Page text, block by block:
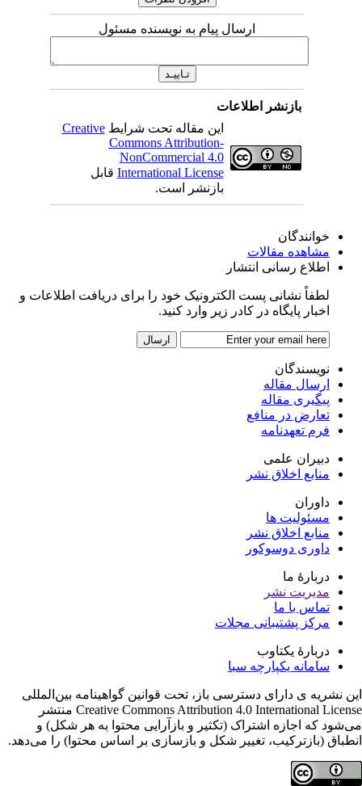
ارسال پیام به نویسنده مسئول
بازنشر اطلاعات
این مقاله تحت شرایطCreative
Commons Attribution-
NonCommercial 4.0
International Licenseقابل
بازنشر است.
خوانندگان
مشاهده مقالات
اطلاع رسانی انتشار
لطفاً نشانی پست الکترونیک خود را برای دریافت اطلاعات و
اخبار پایگاه در کادر زیر وارد کنید.
نویسندگان
ارسال مقاله
پیگیری مقاله
تعارض در منافع
فرم تعهدنامه
دبیران علمی
منابع اخلاق نشر
داوران
مسئولیت ها
منابع اخلاق نشر
داوری دوسوکور
دربارۀ ما
مدیریت نشر
تماس با ما
مرکز پشتیبانی مجلات
دربارۀ یکتاوب
سامانه یکپارچه سبا
نشریه ی دارای دسترسی باز، تحت قوانین گواهینامه بین‌المللی
Creative Commons Attribution 4.0 International License منتشر
که اجازه اشتراک (تکثیر و بازآرایی محتوا به هر شکل) و
(بازترکیب، تغییر شکل و بازسازی بر اساس محتوا) را می‌دهد.